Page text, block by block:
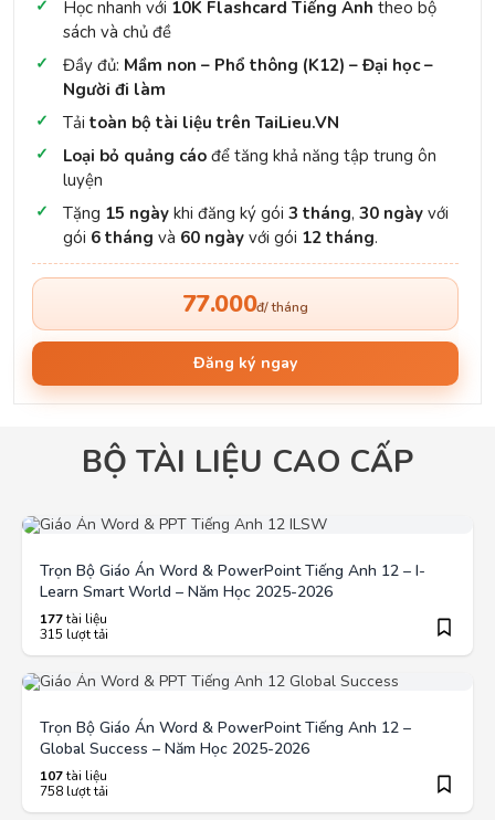
Học nhanh với 10K Flashcard Tiếng Anh theo bộ
sách và chủ đề
Đầy đủ: Mầm non – Phổ thông (K12) – Đại học –
Người đi làm
Tải toàn bộ tài liệu trên TaiLieu.VN
Loại bỏ quảng cáo để tăng khả năng tập trung ôn
luyện
Tặng 15 ngày khi đăng ký gói 3 tháng, 30 ngày với
gói 6 tháng và 60 ngày với gói 12 tháng.
77.000đ/ tháng
Đăng ký ngay
BỘ TÀI LIỆU CAO CẤP
Trọn Bộ Giáo Án Word & PowerPoint Tiếng Anh 12 – I-
Learn Smart World – Năm Học 2025-2026
177tài liệu
315 lượt tải
Trọn Bộ Giáo Án Word & PowerPoint Tiếng Anh 12 –
Global Success – Năm Học 2025-2026
107tài liệu
758 lượt tải